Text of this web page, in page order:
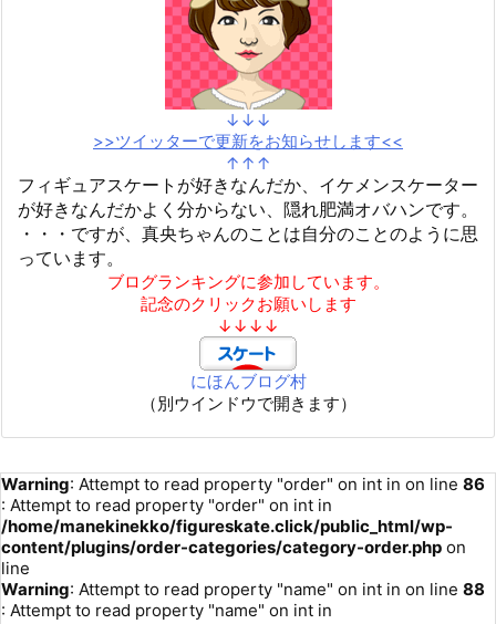
↓↓↓
>>ツイッターで更新をお知らせします<<
↑↑↑
フィギュアスケートが好きなんだか、イケメンスケーター
が好きなんだかよく分からない、隠れ肥満オバハンです。
・・・ですが、真央ちゃんのことは自分のことのように思
っています。
ブログランキングに参加しています。
記念のクリックお願いします
↓↓↓↓
にほんブログ村
（別ウインドウで開きます）
Warning: Attempt to read property "order" on int in on line 86
: Attempt to read property "order" on int in
/home/manekinekko/figureskate.click/public_html/wp-
content/plugins/order-categories/category-order.php on
line
Warning: Attempt to read property "name" on int in on line 88
: Attempt to read property "name" on int in